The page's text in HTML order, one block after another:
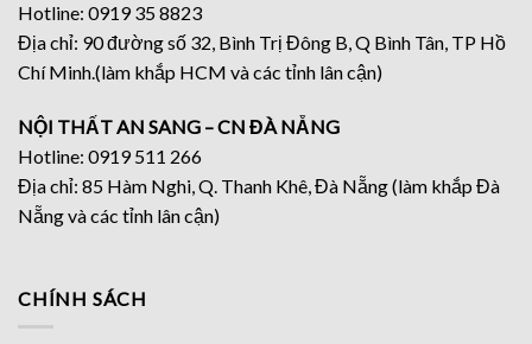
Hotline: 0919 35 8823
Địa chỉ: 90 đường số 32, Bình Trị Đông B, Q Bình Tân, TP Hồ
Chí Minh.(làm khắp HCM và các tỉnh lân cận)
NỘI THẤT AN SANG – CN ĐÀ NẴNG
Hotline: 0919 511 266
Địa chỉ: 85 Hàm Nghi, Q. Thanh Khê, Đà Nẵng (làm khắp Đà
Nẵng và các tỉnh lân cận)
CHÍNH SÁCH